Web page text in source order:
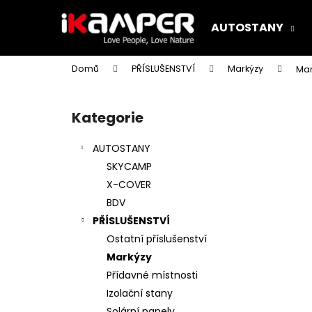
AUTOSTANY
Domů PŘÍSLUŠENSTVÍ Markýzy
Přeskočit
kategorie
Kategorie
AUTOSTANY
SKYCAMP
X-COVER
BDV
PŘÍSLUŠENSTVÍ
Ostatní příslušenství
Markýzy
Přídavné místnosti
Izolační stany
í
Zpět
do
obchodu
Zpět
do
obchodu